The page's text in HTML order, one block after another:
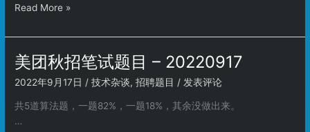
秋
笔
试
题
目
–
20220917
滴
秋
招
笔
试
目
Read More »
美团秋招笔试题目 – 20220917
2022年9月17日 /技术杂谈,招聘题目 / 发表评论
共5道算法题，一题82%，一题18%，其余没做出来。
…